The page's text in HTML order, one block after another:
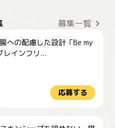
募集一覧
への配慮した設計「Be my
レインフリ...
応募する